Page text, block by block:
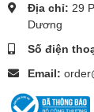
Địa chỉ: 29
Dương
Số điện
Email: